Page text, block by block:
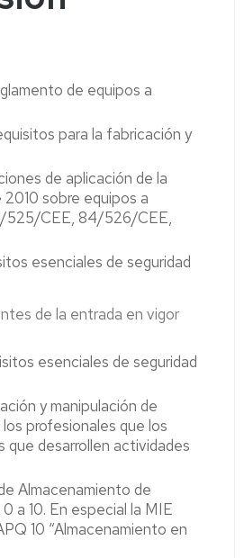
altura
Riesgo
Eléctrico
Maquinas
Equipos
Trabajo
a
presión
Almacenamiento
productos
químicos
Atmósferas
Seguridad
contra
de equipos a
para la fabricación y
de aplicación de la
sobre equipos a
525/CEE, 84/526/CEE,
esenciales de seguridad
de la entrada en vigor
esenciales de seguridad
y manipulación de
profesionales que los
desarrollen actividades
Almacenamiento de
a 10. En especial la MIE
10 “Almacenamiento en